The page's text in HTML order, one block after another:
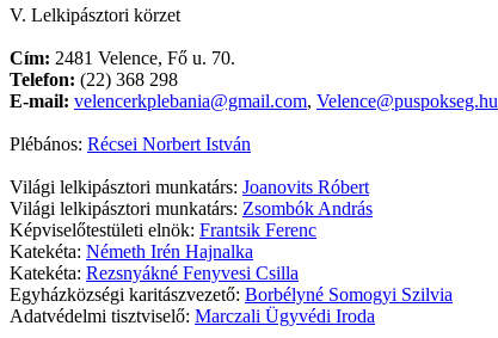
V. Lelkipásztori körzet
Cím: 2481 Velence, Fő u. 70.
Telefon: (22) 368 298
E-mail: velencerkplebania@gmail.com, Velence@puspokseg.hu
Plébános: Récsei Norbert István
Világi lelkipásztori munkatárs: Joanovits Róbert
Világi lelkipásztori munkatárs: Zsombók András
Képviselőtestületi elnök: Frantsik Ferenc
Katekéta: Németh Irén Hajnalka
Katekéta: Rezsnyákné Fenyvesi Csilla
Egyházközségi karitászvezető: Borbélyné Somogyi Szilvia
Adatvédelmi tisztviselő: Marczali Ügyvédi Iroda